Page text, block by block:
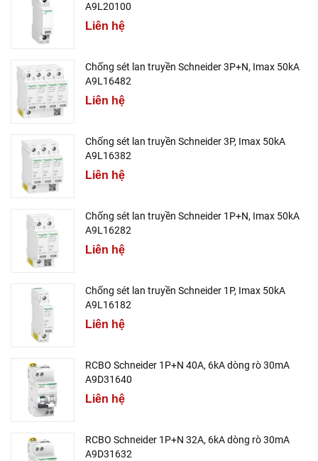
A9L20100
Liên hệ
Chống sét lan truyền Schneider 3P+N, Imax 50kA
A9L16482
Liên hệ
Chống sét lan truyền Schneider 3P, Imax 50kA
A9L16382
Liên hệ
Chống sét lan truyền Schneider 1P+N, Imax 50kA
A9L16282
Liên hệ
Chống sét lan truyền Schneider 1P, Imax 50kA
A9L16182
Liên hệ
RCBO Schneider 1P+N 40A, 6kA dòng rò 30mA
A9D31640
Liên hệ
RCBO Schneider 1P+N 32A, 6kA dòng rò 30mA
A9D31632